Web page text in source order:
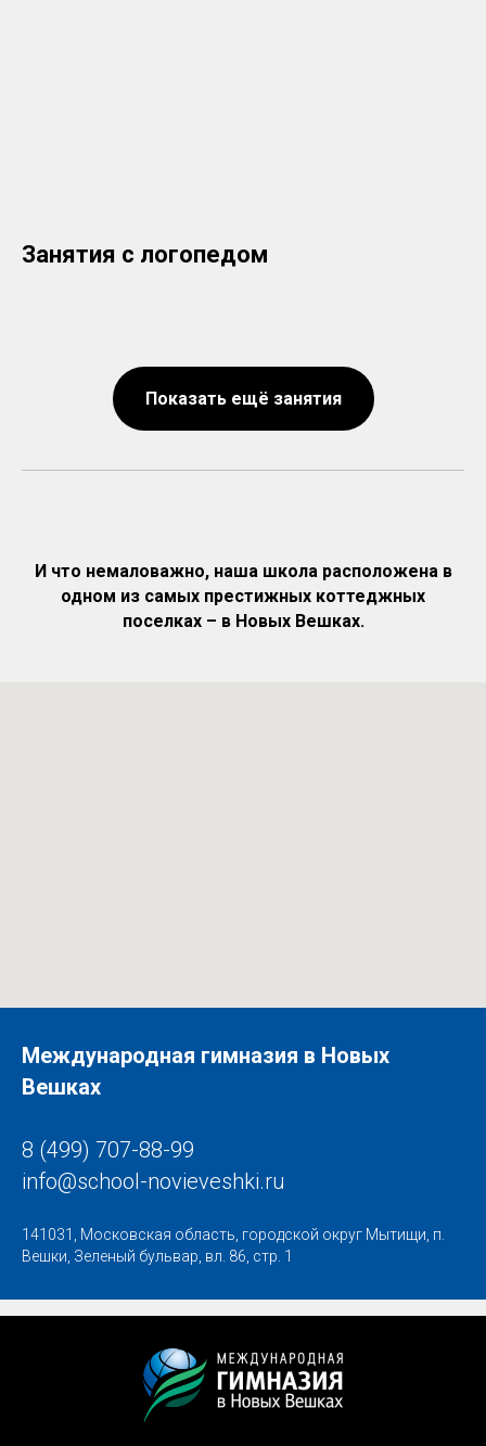
Занятия с логопедом
Показать ещё занятия
И что немаловажно, наша школа расположена в
одном из самых престижных коттеджных
поселках – в Новых Вешках.
Международная гимназия в Новых
Вешках
8 (499) 707-88-99
info@school-novieveshki.ru
141031, Московская область, городской округ Мытищи, п.
Вешки, Зеленый бульвар, вл. 86, стр. 1